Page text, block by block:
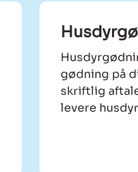
gødning på
skriftlig
levere